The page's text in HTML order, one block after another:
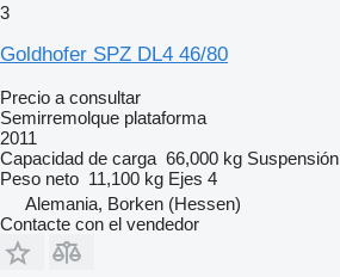
3
Goldhofer SPZ DL4 46/80
Precio a consultar
Semirremolque plataforma
2011
Capacidad de carga 66,000 kg Suspensión
Peso neto 11,100 kg Ejes 4
Alemania, Borken (Hessen)
Contacte con el vendedor